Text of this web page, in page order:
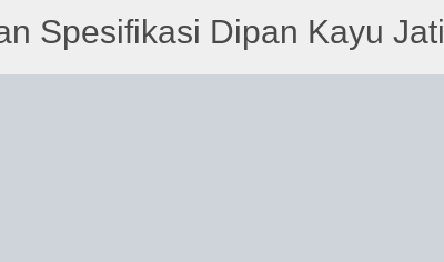
Spesifikasi Dipan Kayu Jati